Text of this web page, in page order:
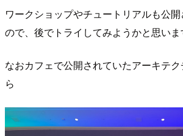
ワークショップやチュートリアルも公
ので、後でトライしてみようかと思いま
なおカフェで公開されていたアーキテ
ら